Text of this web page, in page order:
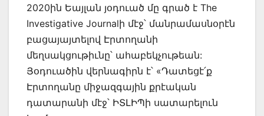
2020ին Եայլան յօդուած մը գրած է The
Investigative Journalի մէջ՝ մանրամասնօրէն
բացայայտելով Էրտողանի
մեղսակցութիւնը՝ ահաբեկչութեան:
Յօդուածին վերնագիրն է՝ «Դատեցէ՛ք
Էրտողանը միջազգային քրէական
դատարանի մէջ՝ ԻՏԼԻՊի սատարելուն